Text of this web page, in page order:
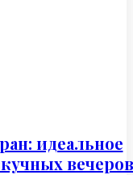
идеальное
вечеров